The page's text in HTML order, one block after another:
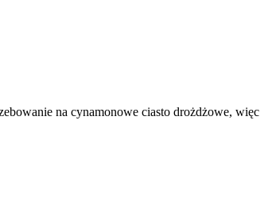
na cynamonowe ciasto drożdżowe, więc